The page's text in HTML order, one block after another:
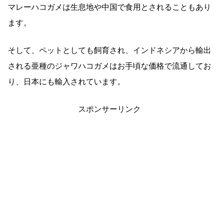
マレーハコガメは生息地や中国で食用とされることもあり
ます。
そして、ペットとしても飼育され、インドネシアから輸出
される亜種のジャワハコガメはお手頃な価格で流通してお
り、日本にも輸入されています。
スポンサーリンク